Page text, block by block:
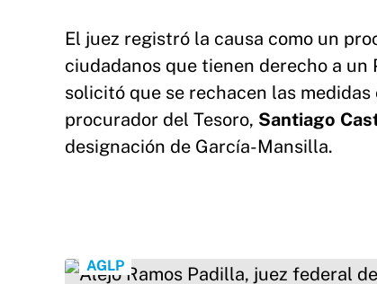
El juez registró la causa como un
ciudadanos que tienen derecho a
solicitó que se rechacen las
procurador del Tesoro, Santiago
designación de García-Mansilla.
AGLP